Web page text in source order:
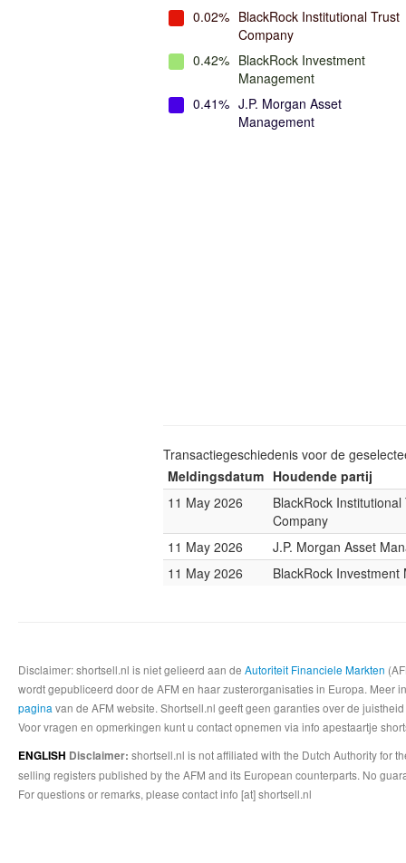
0.02% BlackRock Institutional Trust
Company
0.42% BlackRock Investment
Management
0.41% J.P. Morgan Asset
Management
Transactiegeschiedenis voor de
Meldingsdatum Houdende partij
11 May 2026
BlackRock Institutional
Company
11 May 2026
J.P. Morgan Asset
11 May 2026
BlackRock Investment
Disclaimer: shortsell.nl is niet gelieerd aan de Autoriteit Financiele Markten
wordt gepubliceerd door de AFM en haar zusterorganisaties in Europa.
pagina van de AFM website. Shortsell.nl geeft geen garanties over de
Voor vragen en opmerkingen kunt u contact opnemen via info apestaartje
ENGLISH Disclaimer: shortsell.nl is not affiliated with the Dutch Authority for
selling registers published by the AFM and its European counterparts. No
For questions or remarks, please contact info [at] shortsell.nl